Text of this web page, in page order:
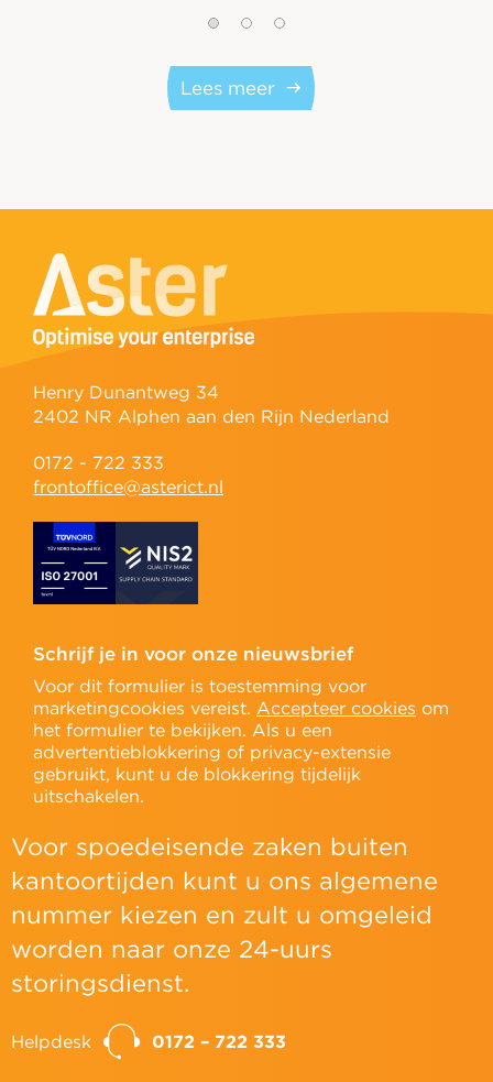
Lees meer
Henry Dunantweg 34
2402 NR Alphen aan den Rijn Nederland
0172 - 722 333
frontoffice@asterict.nl
Schrijf je in voor onze nieuwsbrief
Voor dit formulier is toestemming voor
marketingcookies vereist. Accepteer cookies om
het formulier te bekijken. Als u een
advertentieblokkering of privacy-extensie
gebruikt, kunt u de blokkering tijdelijk
uitschakelen.
Voor spoedeisende zaken buiten
kantoortijden kunt u ons algemene
nummer kiezen en zult u omgeleid
worden naar onze 24-uurs
storingsdienst.
Helpdesk 0172 – 722 333